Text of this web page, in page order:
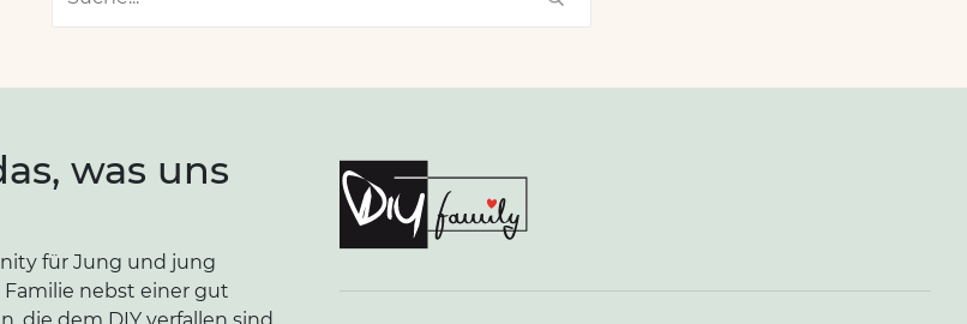
was uns
für Jung und jung
Familie nebst einer gut